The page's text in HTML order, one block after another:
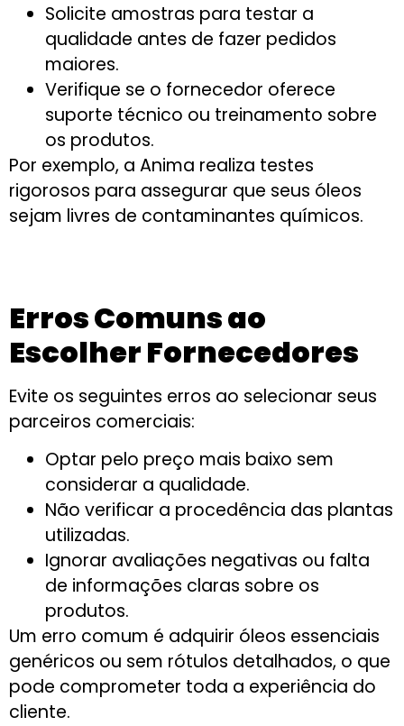
Solicite amostras para testar a
qualidade antes de fazer pedidos
maiores.
Verifique se o fornecedor oferece
suporte técnico ou treinamento sobre
os produtos.
Por exemplo, a Anima realiza testes
rigorosos para assegurar que seus óleos
sejam livres de contaminantes químicos.
Erros Comuns ao
Escolher Fornecedores
Evite os seguintes erros ao selecionar seus
parceiros comerciais:
Optar pelo preço mais baixo sem
considerar a qualidade.
Não verificar a procedência das plantas
utilizadas.
Ignorar avaliações negativas ou falta
de informações claras sobre os
produtos.
Um erro comum é adquirir óleos essenciais
genéricos ou sem rótulos detalhados, o que
pode comprometer toda a experiência do
cliente.